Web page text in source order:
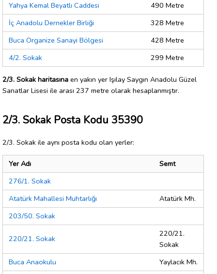
Yahya Kemal Beyatlı Caddesi
490 Metre
İç Anadolu Dernekler Birliği
328 Metre
Buca Organize Sanayi Bölgesi
428 Metre
4/2. Sokak
299 Metre
2/3. Sokak haritasına en yakın yer Işılay Saygın Anadolu Güzel
Sanatlar Lisesi ile arası 237 metre olarak hesaplanmıştır.
2/3. Sokak Posta Kodu 35390
2/3. Sokak ile aynı posta kodu olan yerler:
Yer Adı
Semt
276/1. Sokak
Atatürk Mahallesi Muhtarlığı
Atatürk Mh.
203/50. Sokak
220/21. Sokak
220/21.
Sokak
Buca Anaokulu
Yaylacık Mh.